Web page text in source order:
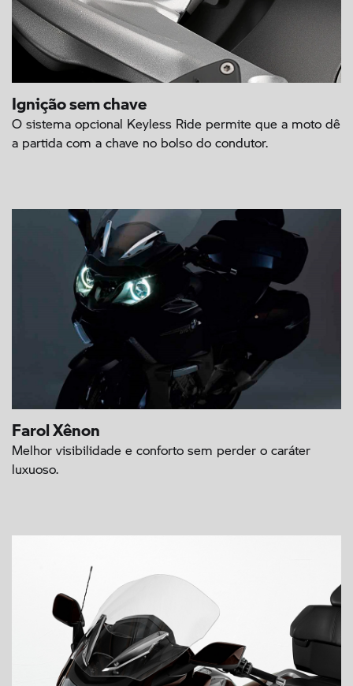
Ignição sem chave
O sistema opcional Keyless Ride permite que a moto dê
a partida com a chave no bolso do condutor.
Farol Xênon
Melhor visibilidade e conforto sem perder o caráter
luxuoso.